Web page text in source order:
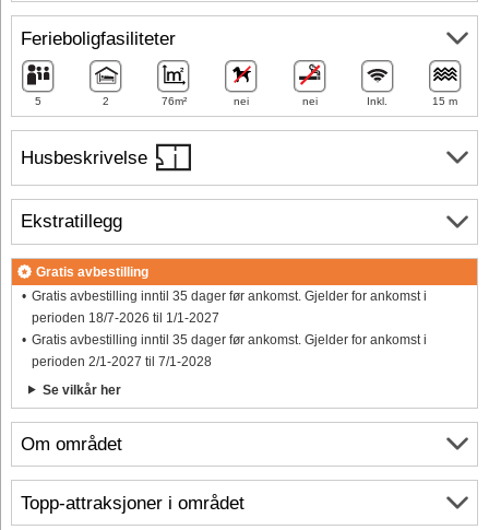
Husbeskrivelse
Om området
Ferieboligfasiliteter
5 2 76m² nei nei Inkl. 15 m
Ekstratillegg
Gratis avbestilling
Gratis avbestilling inntil 35 dager før ankomst. Gjelder for ankomst i
perioden 18/7-2026 til 1/1-2027
Gratis avbestilling inntil 35 dager før ankomst. Gjelder for ankomst i
perioden 2/1-2027 til 7/1-2028
Se vilkår her
Topp-attraksjoner i området